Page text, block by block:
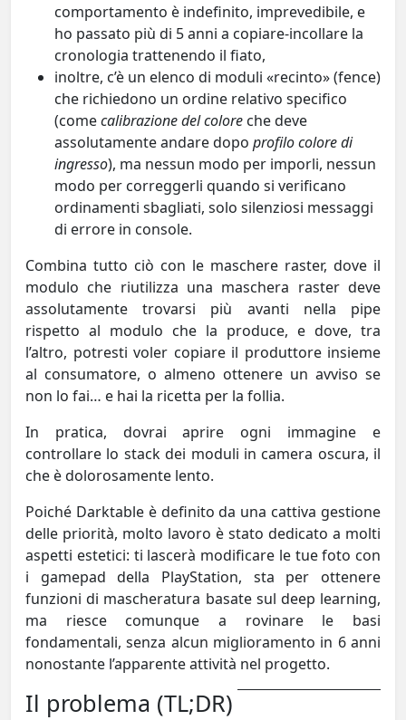
comportamento è indefinito, imprevedibile, e
ho passato più di 5 anni a copiare-incollare la
cronologia trattenendo il fiato,
inoltre, c’è un elenco di moduli «recinto» (fence)
che richiedono un ordine relativo specifico
(comecalibrazione del colore che deve
assolutamente andare dopo profilo colore di
ingresso), ma nessun modo per imporli, nessun
modo per correggerli quando si verificano
ordinamenti sbagliati, solo silenziosi messaggi
di errore in console.
Combina tutto ciò con le maschere raster, dove il
modulo che riutilizza una maschera raster deve
assolutamente trovarsi più avanti nella pipe
rispetto al modulo che la produce, e dove, tra
l’altro, potresti voler copiare il produttore insieme
al consumatore, o almeno ottenere un avviso se
non lo fai… e hai la ricetta per la follia.
In pratica, dovrai aprire ogni immagine e
controllare lo stack dei moduli in camera oscura, il
che è dolorosamente lento.
Poiché Darktable è definito da una cattiva gestione
delle priorità, molto lavoro è stato dedicato a molti
aspetti estetici: ti lascerà modificare le tue foto con
i gamepad della PlayStation, sta per ottenere
funzioni di mascheratura basate sul deep learning,
ma riesce comunque a rovinare le basi
fondamentali, senza alcun miglioramento in 6 anni
nonostante l’apparente attività nel progetto.
Il problema (TL;DR)